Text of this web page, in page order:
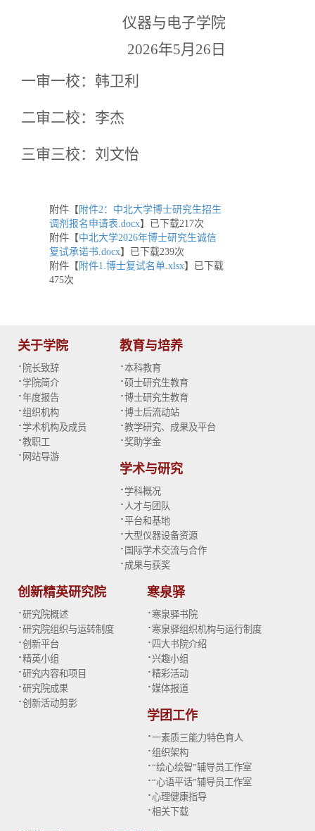
仪器与电子学院
2026年5月 26 日
一审一校：韩卫利
二审二校：李杰
三审三校：刘文怡
附件【 附件2：中北大学博士研究生招生
调剂报名申请表.docx】已下载217次
附件【中北大学2026年博士研究生诚信
复试承诺书.docx】已下载239次
附件【 附件1.博士复试名单.xlsx】已下载
475次
关于学院
· 院长致辞
·学院简介
·年度报告
·组织机构
·学术机构及成员
·教职工
· 网站导游
教育与培养
·本科教育
·硕士研究生教育
·博士研究生教育
·博士后流动站
·教学研究、成果及平台
·奖助学金
学术与研究
·学科概况
· 人才与团队
·平台和基地
·大型仪器设备资源
· 国际学术交流与合作
· 成果与获奖
创新精英研究院
·研究院概述
·研究院组织与运转制度
·创新平台
·精英小组
·研究内容和项目
·研究院成果
·创新活动剪影
寒泉驿
· 寒泉驿书院
· 寒泉驿组织机构与运行制度
· 四大书院介绍
·兴趣小组
·精彩活动
·媒体报道
学团工作
·一素质三能力特色育人
·组织架构
·“绘心绘智”辅导员工作室
·“心语平话”辅导员工作室
·心理健康指导
·相关下载